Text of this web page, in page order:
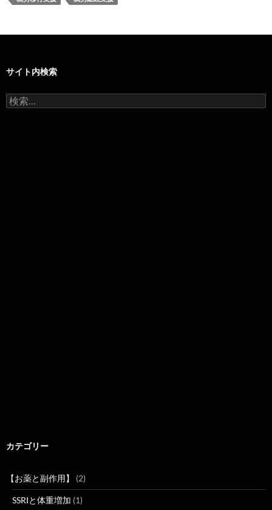
サイト内検索
検
索:
カテゴリー
【お薬と副作用】 (2)
SSRIと体重増加 (1)